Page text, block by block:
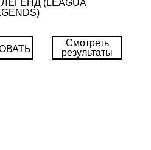
(LEAGUA
Смотреть
результаты